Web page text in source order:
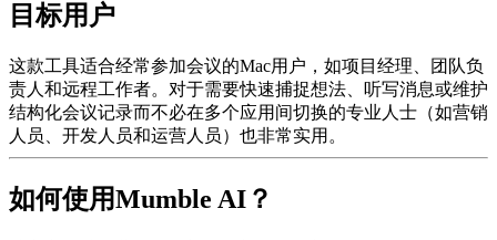
目标用户
这款工具适合经常参加会议的Mac用户，如项目经理、团队负
责人和远程工作者。对于需要快速捕捉想法、听写消息或维护
结构化会议记录而不必在多个应用间切换的专业人士（如营销
人员、开发人员和运营人员）也非常实用。
如何使用Mumble AI？